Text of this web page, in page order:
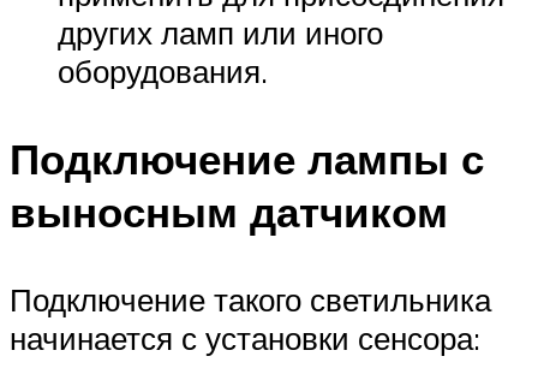
других ламп или иного
оборудования.
Подключение лампы с
выносным датчиком
Подключение такого светильника
начинается с установки сенсора: